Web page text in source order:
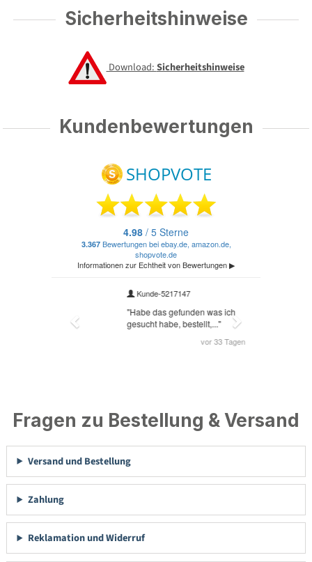
Sicherheitshinweise
Download:Sicherheitshinweise
Kundenbewertungen
Fragen zu Bestellung & Versand
Versand und Bestellung
Zahlung
Reklamation und Widerruf